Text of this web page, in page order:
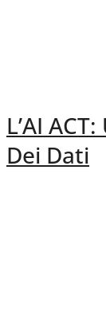
L’AI
Dei Dati